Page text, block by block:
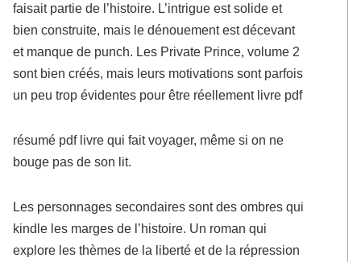
faisait partie de l’histoire. L’intrigue est solide et
bien construite, mais le dénouement est décevant
et manque de punch. Les Private Prince, volume 2
sont bien créés, mais leurs motivations sont parfois
un peu trop évidentes pour être réellement livre pdf
résumé pdf livre qui fait voyager, même si on ne
bouge pas de son lit.
Les personnages secondaires sont des ombres qui
kindle les marges de l’histoire. Un roman qui
explore les thèmes de la liberté et de la répression